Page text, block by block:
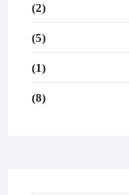
(2)
(5)
(1)
(8)